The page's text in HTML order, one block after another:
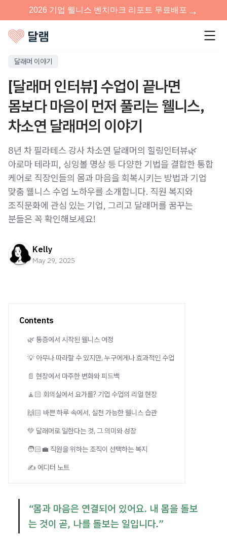
달래머 이야기
[달래머 인터뷰] 수업이 끝나면
몸보다 마음이 먼저 풀리는 웰니스,
차소연 달래머의 이야기
8년 차 필라테스 강사 차소연 달래머의 힐링인터뷰🌿
아로마 테라피, 싱잉볼 명상 등 다양한 기법을 결합한 통합
케어로 직장인들의 몸과 마음을 회복시키는 방법과 기업
맞춤 웰니스 수업 노하우를 소개합니다. 직원 복지와
조직문화에 관심 있는 기업, 그리고 달래머를 꿈꾸는
분들은 꼭 확인해보세요!
Kelly
May 29, 2025
Contents
🌿 통증에서 시작된 웰니스 여정
💡 아무나 따라할 수 있지만, 누구에게나 효과적인 수업
📄 현장에서 마주한 변화와 피드백
🧘🏻 회의실에서 요가를? 기업 수업의 리얼 현장
🙌🏻 바쁜 하루 속에서, 실천 가능한 웰니스 습관
💚 달래머로 일한다는 것, 그 의미와 성장
🧑🏻‍💼 직원을 위하는 조직이 선택하는 복지
✍️ 에디터 노트
“몸과 마음은 연결되어 있어요. 내 몸을 돌보
는 것이 곧, 나를 돌보는 일입니다.”